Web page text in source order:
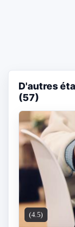
D'autres
(57)
(4.5)